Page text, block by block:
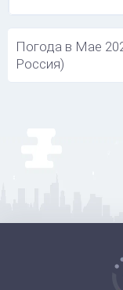
Погода в Мае
Россия)